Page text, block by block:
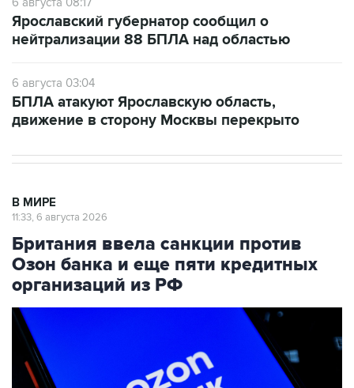
Ярославский губернатор сообщил о
нейтрализации 88 БПЛА над областью
6 августа 03:04
БПЛА атакуют Ярославскую область,
движение в сторону Москвы перекрыто
В МИРЕ
11:33, 6 августа 2026
Британия ввела санкции против
Озон банка и еще пяти кредитных
организаций из РФ